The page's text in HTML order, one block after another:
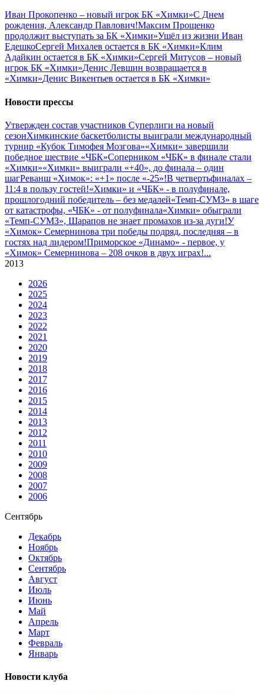
Иван Прокопенко – новый игрок БК «Химки»С Днем
рождения, Александр Павлович!Максим Прощенко
продолжит выступать за БК «Химки»Ушёл из жизни Иван
ЕдешкоСергей Михалев остается в БК «Химки»Клим
Адайкин остается в БК «Химки»Сергей Митусов – новый
игрок БК «Химки»Денис Левшин возвращается в
«Химки»Денис Викентьев остается в БК «Химки»
Новости прессы
Утвержден состав участников Cуперлиги на новый
сезонХимкинские баскетболисты выиграли международный
турнир «Кубок Тимофея Мозгова»«Химки» завершили
победное шествие «ЧБК»Соперником «ЧБК» в финале стали
«Химки»«Химки» выиграли «+40», до финала – один
шагРеванш «Химок»: «+1» после «-25»!В четвертьфиналах –
11:4 в пользу гостей!«Химки» и «ЧБК» - в полуфинале,
прошлогодний победитель – без медалей«Темп-СУМЗ» в шаге
от катастрофы, «ЧБК» - от полуфинала«Химки» обыграли
«Темп-СУМЗ», Шарапов не знает промахов из-за дуги!У
«Химок» Семернинова три победы подряд, последняя – в
гостях над лидером!Приморское «Динамо» - первое, у
«Химок» Семернинова – 208 очков в двух играх!...
2013
2026
2025
2024
2023
2022
2021
2020
2019
2018
2017
2016
2015
2014
2013
2012
2011
2010
2009
2008
2007
2006
Сентябрь
Декабрь
Ноябрь
Октябрь
Сентябрь
Август
Июль
Июнь
Май
Апрель
Март
Февраль
Январь
Новости клуба